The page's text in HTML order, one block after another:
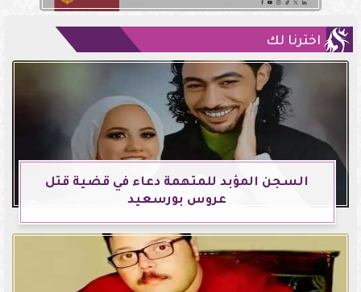
اخترنا لك
السجن المؤبد للمتهمة دعاء في قضية قتل
عروس بورسعيد